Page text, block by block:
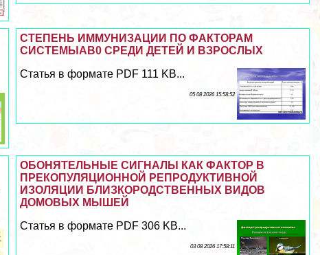
СТЕПЕНЬ ИММУНИЗАЦИИ ПО ФАКТОРАМ
СИСТЕМЫАВ0 СРЕДИ ДЕТЕЙ И ВЗРОСЛЫХ
Статья в формате PDF 111 KB...
05 08 2026 15:58:52
ОБОНЯТЕЛЬНЫЕ СИГНАЛЫ КАК ФАКТОР В
ПРЕКОПУЛЯЦИОННОЙ РЕПРОДУКТИВНОЙ
ИЗОЛЯЦИИ БЛИЗКОРОДСТВЕННЫХ ВИДОВ
ДОМОВЫХ МЫШЕЙ
Статья в формате PDF 306 KB...
03 08 2026 17:58:11